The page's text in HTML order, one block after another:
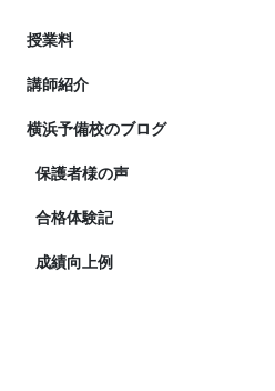
授業料
講師紹介
横浜予備校のブログ
保護者様の声
合格体験記
成績向上例